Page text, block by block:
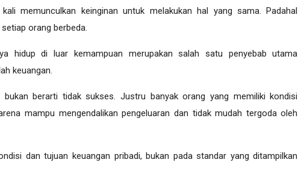
memunculkan keinginan untuk melakukan hal yang sama. Padahal
orang berbeda.
hidup di luar kemampuan merupakan salah satu penyebab utama
keuangan.
bukan berarti tidak sukses. Justru banyak orang yang memiliki kondisi
mampu mengendalikan pengeluaran dan tidak mudah tergoda oleh
dan tujuan keuangan pribadi, bukan pada standar yang ditampilkan